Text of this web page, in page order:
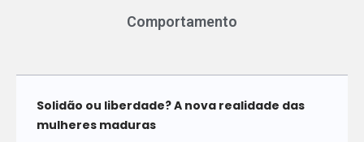
Comportamento
Solidão ou liberdade? A nova realidade das
mulheres maduras